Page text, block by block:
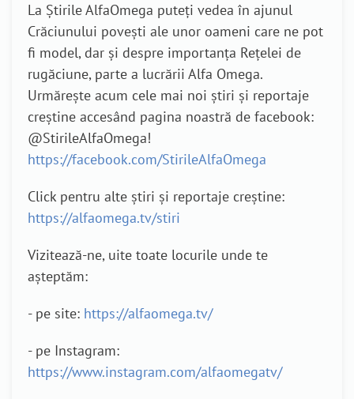
La Știrile AlfaOmega puteți vedea în ajunul
Crăciunului povești ale unor oameni care ne pot
fi model, dar și despre importanța Rețelei de
rugăciune, parte a lucrării Alfa Omega.
Urmărește acum cele mai noi știri și reportaje
creștine accesând pagina noastră de facebook:
@StirileAlfaOmega!
https://facebook.com/StirileAlfaOmega
Click pentru alte știri și reportaje creștine:
https://alfaomega.tv/stiri
Vizitează-ne, uite toate locurile unde te
așteptăm:
- pe site: https://alfaomega.tv/
- pe Instagram:
https://www.instagram.com/alfaomegatv/